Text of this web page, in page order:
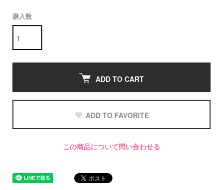
購入数
ADD TO CART
ADD TO FAVORITE
この商品について問い合わせる